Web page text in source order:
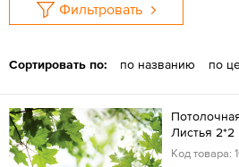
Фильтровать
Сортировать по: по названию по
Листья 2*2
Код товара: